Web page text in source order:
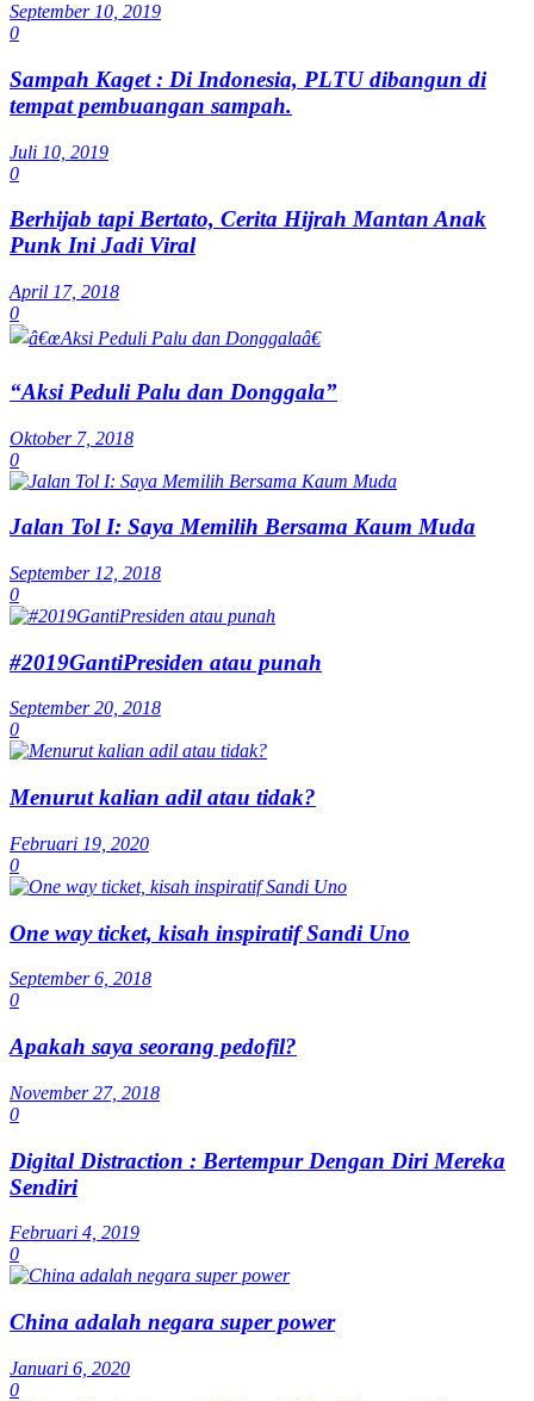
September 10, 2019
0
Sampah Kaget : Di Indonesia, PLTU dibangun di
tempat pembuangan sampah.
Juli 10, 2019
0
Berhijab tapi Bertato, Cerita Hijrah Mantan Anak
Punk Ini Jadi Viral
April 17, 2018
0
“Aksi Peduli Palu dan Donggala”
Oktober 7, 2018
0
Jalan Tol I: Saya Memilih Bersama Kaum Muda
September 12, 2018
0
#2019GantiPresiden atau punah
September 20, 2018
0
Menurut kalian adil atau tidak?
Februari 19, 2020
0
One way ticket, kisah inspiratif Sandi Uno
September 6, 2018
0
Apakah saya seorang pedofil?
November 27, 2018
0
Digital Distraction : Bertempur Dengan Diri Mereka
Sendiri
Februari 4, 2019
0
China adalah negara super power
Januari 6, 2020
0